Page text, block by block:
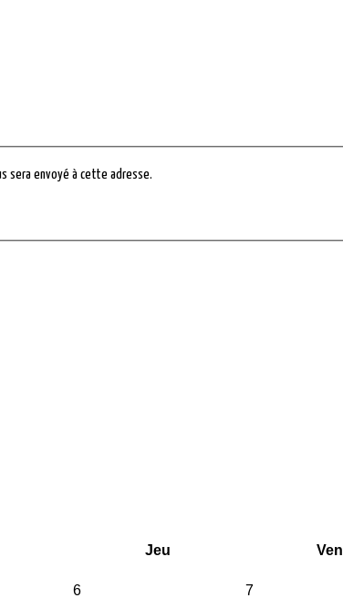
sera envoyé à cette adresse.
Jeu Ven
6 7